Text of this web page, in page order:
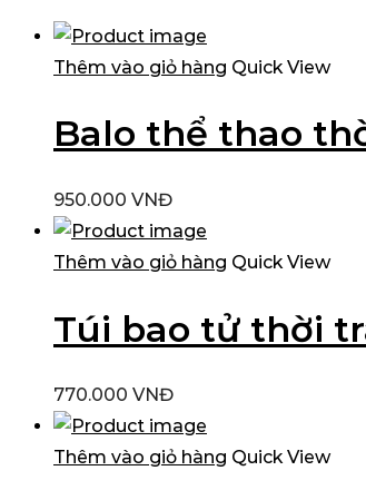
Thêm vào giỏ hàng Quick View
Balo thể thao
950.000 VNĐ
Thêm vào giỏ hàng Quick View
Túi bao tử thời
770.000 VNĐ
Thêm vào giỏ hàng Quick View